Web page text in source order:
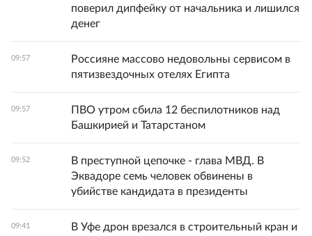
поверил дипфейку от начальника и лишился
денег
09:57
Россияне массово недовольны сервисом в
пятизвездочных отелях Египта
09:57
ПВО утром сбила 12 беспилотников над
Башкирией и Татарстаном
09:52
В преступной цепочке - глава МВД. В
Эквадоре семь человек обвинены в
убийстве кандидата в президенты
09:41
В Уфе дрон врезался в строительный кран и